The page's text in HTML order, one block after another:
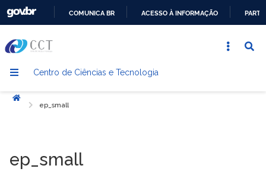
CONTEÚDO
COMUNICA BR ACESSO À INFORMAÇÃO
Centro de Ciências e Tecnologia
Início
ep_small
ep_small